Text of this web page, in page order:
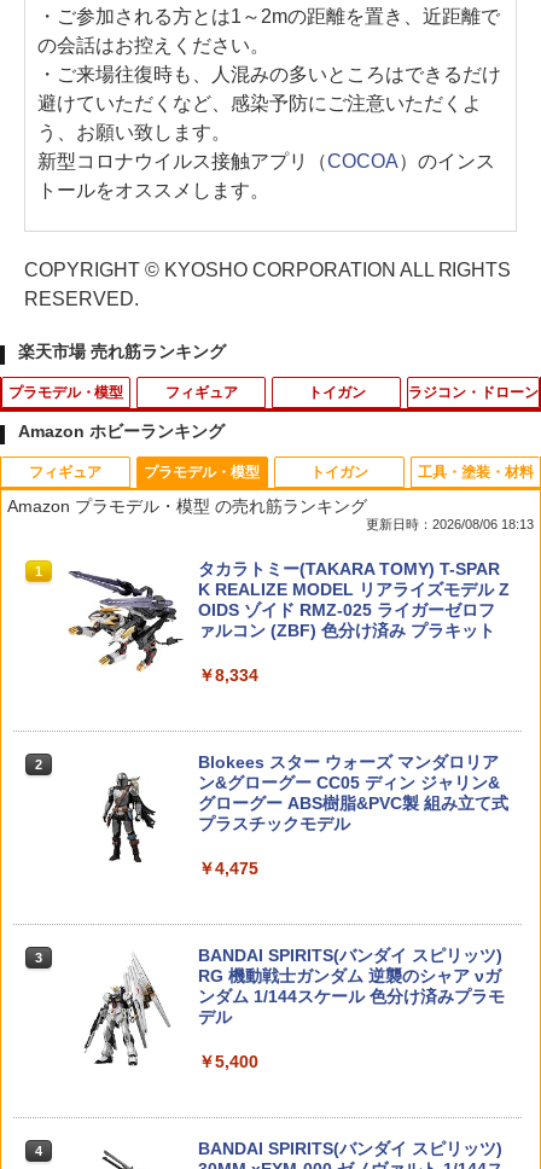
・ご参加される方とは1～2mの距離を置き、近距離で
の会話はお控えください。
・ご来場往復時も、人混みの多いところはできるだけ
避けていただくなど、感染予防にご注意いただくよ
う、お願い致します。
新型コロナウイルス接触アプリ（COCOA）のインス
トールをオススメします。
COPYRIGHT © KYOSHO CORPORATION ALL RIGHTS
RESERVED.
楽天市場 売れ筋ランキング
プラモデル・模型
1
コトブキヤ 『アルカナディア』 ヴェル
ルッタ First Engage Ver. (ファーストエ
ンゲージVer.) プラモデル AA002 【2月
￥4,180
フジミ 1/12 スーパーヒーローシリーズN
￥4,400
ム 機動戦士ガンダムUC
￥4,510
HG 1/144 ブラックナイトスコードカル
ッツ） 機動戦士ガンダムSEED FREEDO
￥4,680
フィギュア
1
【最大1,000円OFFクーポン11日1:59
迄】【中古】 美品 バンダイ ドラゴンボ
ール 一番くじ ドラゴンボール THE CHR
空 SOFVICS フィギュア
￥6,602
入り 首振り人形 LA Dodgers バブルヘ
ッド メジャーリーグ 野球 限定グッズ sh
ohei ohtani 人気 ドジャースグッズ コレ
クション 海外 プレゼント ボブルヘッド
￥6,930
3
トイ・ストーリー リアルサイズトーキン
グフィギュア バズ・ライトイヤー
￥6,959
どろいどどーる かぐや様は告らせたい？
トイガン
1
44マグナム 自動8連発 PANTHER カネキ
ャップ対応 日本製 火薬銃 熊よけ 鳥よけ
害獣対策 トイガン ピストル / ハヤシ玩具
￥495
Maple Leaf Macaron Transformers De
￥760
ト 金属標的 達人くん 6枚入 的紙 標的 的
￥920
【室内シューティングにピッタリ】EAG
￥1,270
ラジコン・ドローン
1
モバイルバッテリー 防火ケース 耐火バ
ッグ リポバッテリー セーフティーバッ
グ 防爆 難燃 防水 大容量 2WAY ショルダ
ち運び 215×165×145mm ブラック シル
バー
￥1,280
ー おもしろグッズ おもちゃ (管理S) 送
料無料
￥1,353
育玩具 障害物回避 親子遊び ダンシング
電動おもちゃ (ピンク（pink）)
￥1,880
育玩具 障害物回避 親子遊び ダンシング
Amazon ホビーランキング
フィギュア
1
タカラトミー(TAKARA TOMY) T-SPAR
K トランスフォーマー ニューレジェンズ
NL-07 サウンドウェーブ 可動フィギュア
バルキリー 超時空要塞マクロス VF-1J
バルキリー45th Anniv. 約225mm ABS&
ダイキャスト製 塗装済み可動フィギュア
ツ 呪術廻戦 伏黒甚爾 約155mm PVC&A
BS製 塗装済み可動フィギュア
￥13,900
D-01 サウンドウェーブ 可動フィギュア
プラモデル・模型
Amazon プラモデル・模型 の売れ筋ランキング
更新日時：2026/08/06 18:13
1
タカラトミー(TAKARA TOMY) T-SPAR
K REALIZE MODEL リアライズモデル Z
OIDS ゾイド RMZ-025 ライガーゼロフ
ァルコン (ZBF) 色分け済み プラキット
￥8,334
2
Blokees スター ウォーズ マンダロリア
ン&グローグー CC05 ディン ジャリン&
グローグー ABS樹脂&PVC製 組み立て式
プラスチックモデル
￥4,475
3
BANDAI SPIRITS(バンダイ スピリッツ)
RG 機動戦士ガンダム 逆襲のシャア νガ
ンダム 1/144スケール 色分け済みプラモ
デル
￥5,400
4
BANDAI SPIRITS(バンダイ スピリッツ)
トイガン 工具・塗装・材料